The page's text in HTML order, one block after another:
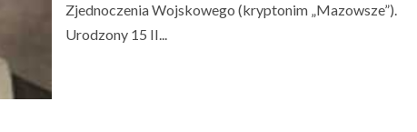
Zjednoczenia Wojskowego (kryptonim „Mazowsze”).
Urodzony 15 II...